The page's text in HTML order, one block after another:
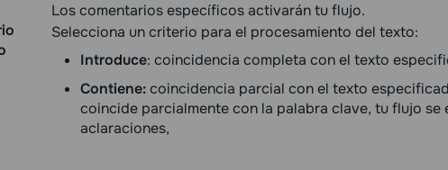
Los comentarios específicos activarán tu flujo.
Selecciona un criterio para el procesamiento del texto:
Introduce: coincidencia completa con el texto
Contiene:coincidencia parcial con el texto
coincide parcialmente con la palabra clave, tu flujo
aclaraciones,